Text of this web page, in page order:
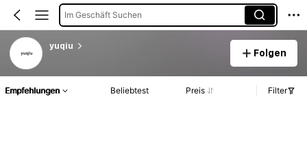
Im Geschäft Suchen
yuqiu
Folgen
Empfehlungen Beliebtest Preis Filter